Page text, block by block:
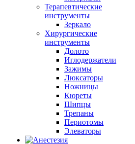
Терапевтические
инструменты
Зеркало
Хирургические
инструменты
Долото
Иглодержатели
Зажимы
Люксаторы
Ножницы
Кюреты
Шипцы
Трепаны
Периотомы
Элеваторы